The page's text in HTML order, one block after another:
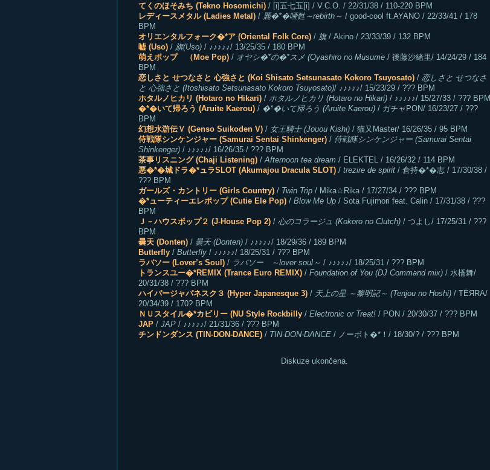
てくのほそみち (Tekno Hosomichi)/ [i]五七五[i] / V.C.O. / 22/31/38 / 110-220 BPM
レディースメタル (Ladies Metal)/ 麗�*�唖甦～rebirth～ / good-cool ft.AYANO / 22/33/41 / 178
BPM
オリエンタルフォーク�*ア (Oriental Folk Core)/ 旗/ Akino / 23/33/39 / 132 BPM
嘘 (Uso)/ 旗(Uso)/ ♪♪♪♪♪/ 13/25/35 / 180 BPM
萌えポップ （Moe Pop)/ オヤシ�*の�*スメ (Oyashiro no Musume/ 後藤沙緒里/ 14/24/29 / 184
BPM
恋しさと せつなさと 心強さと (Koi Shisato Setsunasato Kokoro Tsuyosato) / 恋しさと せつなさ
と 心強さと (Itoshisato Setsunasato Kokoro Tsuyosato)/ ♪♪♪♪♪/ 15/23/29 / ??? BPM
ホタルノヒカリ (Hotaro no Hikari)/ ホタルノヒカリ (Hotaro no Hikari)/ ♪♪♪♪♪/ 15/27/33 / ??? BPM
�*�いて帰ろう (Aruite Kaerou)/ �*�いて帰ろう (Aruite Kaerou)/ ガチャPON/ 16/23/27 / ???
BPM
幻想水滸伝Ｖ (Genso Suikoden V)/ 女王騎士 (Jouou Kishi)/ 猫又Master/ 16/26/35 / 95 BPM
侍戦隊シンケンジャー (Samurai Sentai Shinkenger)/ 侍戦隊シンケンジャー (Samurai Sentai
Shinkenger)/ ♪♪♪♪♪/ 16/26/35 / ??? BPM
茶事リスニング (Chaji Listening)/Afternoon tea dream/ ELEKTEL / 16/26/32 / 114 BPM
悪�*�城ドラ�*ュラSLOT (Akumajou Dracula SLOT)/ trezire de spirit/ 倉持�*�志 / 17/30/38 /
??? BPM
ガールズ・カントリー (Girls Country)/ Twin Trip/ Mika☆Rika / 17/27/34 / ??? BPM
�*ューティーエレポップ (Cutie Ele Pop)/ Blow Me Up/ Sota Fujimori feat. Calin / 17/31/38 / ???
BPM
Ｊ－ハウスポップ２ (J-House Pop 2)/ 心のコラージュ (Kokoro no Clutch)/ つよし/ 17/25/31 / ???
BPM
曇天 (Donten)/ 曇天 (Donten)/ ♪♪♪♪♪/ 18/29/36 / 189 BPM
Butterfly/ Butterfly/ ♪♪♪♪♪/ 18/25/31 / ??? BPM
ラバソー (Lover’s Soul)/ ラバソー ～lover soul～ / ♪♪♪♪♪/ 18/25/31 / ??? BPM
トランスユー�*REMIX (Trance Euro REMIX)/ Foundation of You (DJ Command mix)/ 水橋舞/
20/31/38 / ??? BPM
ハイパージャパネスク３ (Hyper Japanesque 3)/ 天上の星 ～黎明記～ (Tenjou no Hoshi) / TЁЯRA/
20/34/39 / 170? BPM
ＮＵスタイル�*カビリー (NU Style Rockbilly/ Electronic or Treat! / PON / 20/30/37 / ??? BPM
JAP/ JAP/ ♪♪♪♪♪/ 21/31/36 / ??? BPM
チンドンダンス (TIN-DON-DANCE)/ TIN-DON-DANCE/ ノーボト�*！/ 18/30/? / ??? BPM
Diskuze ukončena.